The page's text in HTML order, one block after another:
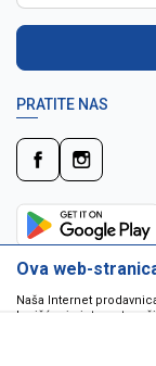
PRATITE NAS
Ova web-
Naša Internet
korišćenje interneta
da pokrenu program ili
jedinstveno dodeljeni